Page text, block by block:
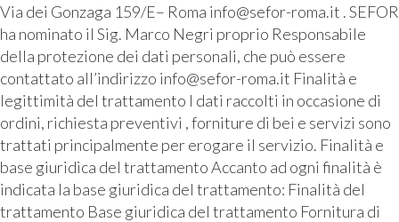
Via dei Gonzaga 159/E– Roma info@sefor-roma.it . SEFOR
ha nominato il Sig. Marco Negri proprio Responsabile
della protezione dei dati personali, che può essere
contattato all’indirizzo info@sefor-roma.it Finalità e
legittimità del trattamento I dati raccolti in occasione di
ordini, richiesta preventivi , forniture di bei e servizi sono
trattati principalmente per erogare il servizio. Finalità e
base giuridica del trattamento Accanto ad ogni finalità è
indicata la base giuridica del trattamento: Finalità del
trattamento Base giuridica del trattamento Fornitura di